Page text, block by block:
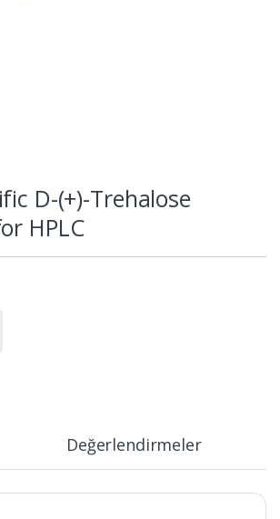
D-(+)-Trehalose
HPLC
Değerlendirmeler